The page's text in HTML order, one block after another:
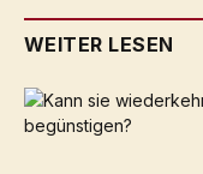
WEITER LESEN